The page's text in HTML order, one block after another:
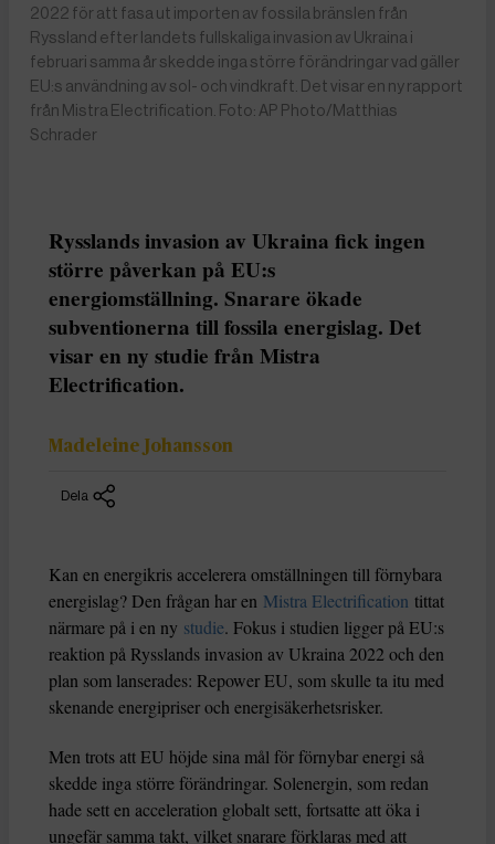
2022 för att fasa ut importen av fossila bränslen från
Ryssland efter landets fullskaliga invasion av Ukraina i
februari samma år skedde inga större förändringar vad gäller
EU:s användning av sol- och vindkraft. Det visar en ny rapport
från Mistra Electrification. Foto: AP Photo/Matthias
Schrader
Rysslands invasion av Ukraina fick ingen
större påverkan på EU:s
energiomställning. Snarare ökade
subventionerna till fossila energislag. Det
visar en ny studie från Mistra
Electrification.
Madeleine Johansson
Dela
Kan en energikris accelerera omställningen till förnybara
energislag? Den frågan har en Mistra Electrification tittat
närmare på i en ny studie. Fokus i studien ligger på EU:s
reaktion på Rysslands invasion av Ukraina 2022 och den
plan som lanserades: Repower EU, som skulle ta itu med
skenande energipriser och energisäkerhetsrisker.
Men trots att EU höjde sina mål för förnybar energi så
skedde inga större förändringar. Solenergin, som redan
hade sett en acceleration globalt sett, fortsatte att öka i
ungefär samma takt, vilket snarare förklaras med att